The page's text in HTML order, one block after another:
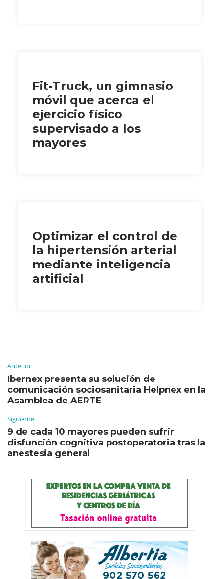
Fit-Truck, un gimnasio
móvil que acerca el
ejercicio físico
supervisado a los
mayores
Optimizar el control de
la hipertensión arterial
mediante inteligencia
artificial
Anterior
Ibernex presenta su solución de
comunicación sociosanitaria Helpnex en la
Asamblea de AERTE
Siguiente
9 de cada 10 mayores pueden sufrir
disfunción cognitiva postoperatoria tras la
anestesia general